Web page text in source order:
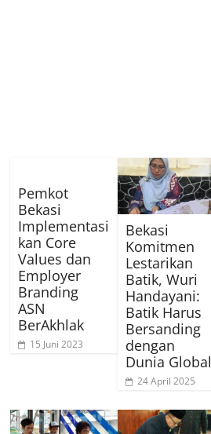
Pemkot
Bekasi
Implementasi
kan Core
Values dan
Employer
Branding
ASN
BerAkhlak
15 Juni 2023
Bekasi
Komitmen
Lestarikan
Batik, Wuri
Handayani:
Batik Harus
Bersanding
dengan
Dunia Global
24 April 2025